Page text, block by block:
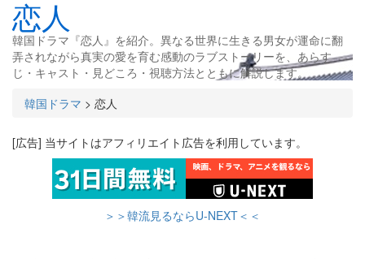
恋人
韓国ドラマ『恋人』を紹介。異なる世界に生きる男女が運命に翻
弄されながら真実の愛を育む感動のラブストーリーを、あらす
じ・キャスト・見どころ・視聴方法とともに解説します。
韓国ドラマ > 恋人
[広告] 当サイトはアフィリエイト広告を利用しています。
＞＞韓流見るならU-NEXT＜＜